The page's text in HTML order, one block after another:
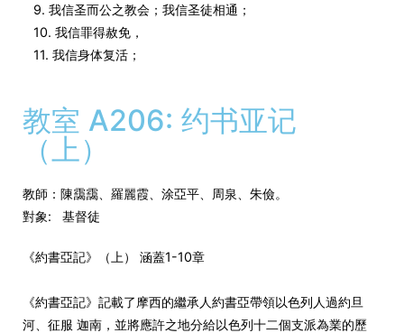
9. 我信圣而公之教会；我信圣徒相通；
10. 我信罪得赦免，
11. 我信身体复活；
教室 A206: 约书亚记
（上）
教師：陳靄靄、羅麗霞、涂亞平、周泉、朱儉。
對象: 基督徒
《約書亞記》（上） 涵蓋1-10章
《約書亞記》記載了摩西的繼承人約書亞帶領以色列人過約旦
河、 征服 迦南，並將應許之地分給以色列十二個支派為業的歷